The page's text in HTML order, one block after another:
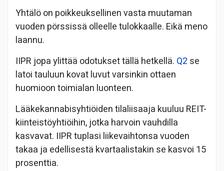
Yhtälö on poikkeuksellinen vasta muutaman
vuoden pörssissä olleelle tulokkaalle. Eikä meno
laannu.
IIPR jopa ylittää odotukset tällä hetkellä. Q2 se
latoi tauluun kovat luvut varsinkin ottaen
huomioon toimialan luonteen.
Lääkekannabisyhtiöiden tilaliisaaja kuuluu REIT-
kiinteistöyhtiöihin, jotka harvoin vauhdilla
kasvavat. IIPR tuplasi liikevaihtonsa vuoden
takaa ja edellisestä kvartaalistakin se kasvoi 15
prosenttia.